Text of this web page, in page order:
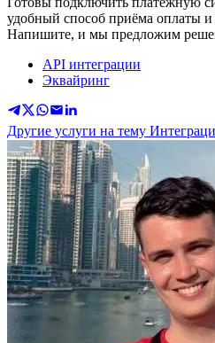
удобный способ приёма оплаты
Напишите, и мы предложим
API интеграции
Эквайринг
Другие услуги на тему